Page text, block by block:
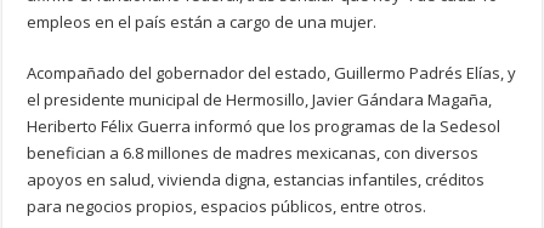
empleos en el país están a cargo de una mujer.
Acompañado del gobernador del estado, Guillermo Padrés Elías, y
el presidente municipal de Hermosillo, Javier Gándara Magaña,
Heriberto Félix Guerra informó que los programas de la Sedesol
benefician a 6.8 millones de madres mexicanas, con diversos
apoyos en salud, vivienda digna, estancias infantiles, créditos
para negocios propios, espacios públicos, entre otros.